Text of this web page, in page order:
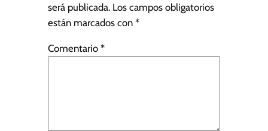
será publicada. Los campos obligatorios
están marcados con *
Comentario *